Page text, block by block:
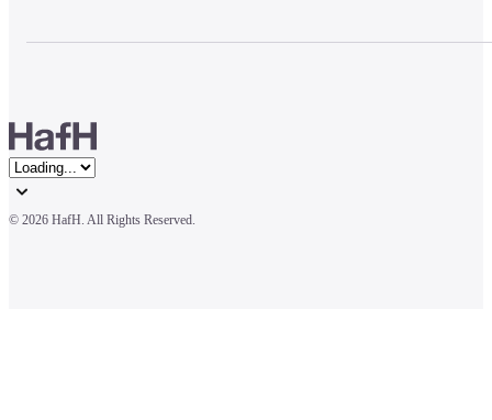
© 2026 HafH. All Rights Reserved.